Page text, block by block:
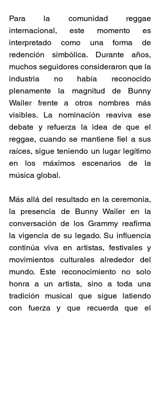
Para la comunidad reggae
internacional, este momento es
interpretado como una forma de
redención simbólica. Durante años,
muchos seguidores consideraron que la
industria no había reconocido
plenamente la magnitud de Bunny
Wailer frente a otros nombres más
visibles. La nominación reaviva ese
debate y refuerza la idea de que el
reggae, cuando se mantiene fiel a sus
raíces, sigue teniendo un lugar legítimo
en los máximos escenarios de la
música global.
Más allá del resultado en la ceremonia,
la presencia de Bunny Wailer en la
conversación de los Grammy reafirma
la vigencia de su legado. Su influencia
continúa viva en artistas, festivales y
movimientos culturales alrededor del
mundo. Este reconocimiento no solo
honra a un artista, sino a toda una
tradición musical que sigue latiendo
con fuerza y que recuerda que el